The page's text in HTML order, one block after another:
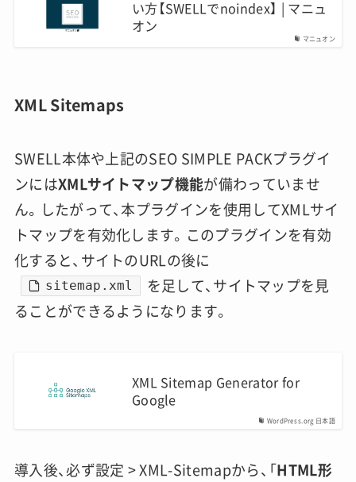
マニュオン
い方【SWELLでnoindex】 | マニュ
オン
XML Sitemaps
SWELL本体や上記のSEO SIMPLE PACKプラグイ
ンにはXMLサイトマップ機能が備わっていませ
ん。したがって、本プラグインを使用してXMLサイ
トマップを有効化します。このプラグインを有効
化すると、サイトのURLの後に
sitemap.xml
を足して、サイトマップを見
ることができるようになります。
WordPress.org 日本語
XML Sitemap Generator for
Google
導入後、必ず設定 > XML-Sitemapから、「HTML形